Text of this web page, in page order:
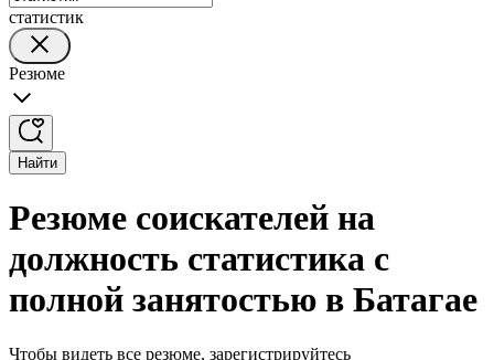
статистик
Резюме
Найти
Резюме соискателей на
должность статистика с
полной занятостью в Батагае
Чтобы видеть все резюме, зарегистрируйтесь